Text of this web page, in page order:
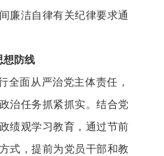
廉洁自律有关纪律要求通
想防线
全面从严治党主体责任，
治任务抓紧抓实。结合党
绩观学习教育，通过节前
式，提前为党员干部和教